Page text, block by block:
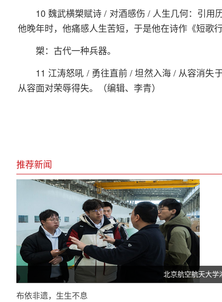
10 魏武横槊赋诗 / 对酒感伤 / 人生几何：引
他晚年时，他痛感人生苦短，于是他在诗作《短
槊：古代一种兵器。
11 江涛怒吼 / 勇往直前 / 坦然入海 / 从容消失
从容面对荣辱得失。（编辑、李青）
推荐新闻
北京航空航天大学
布依非遗，生生不息